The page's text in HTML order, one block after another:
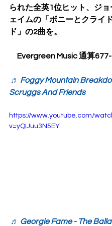
られた全英1位ヒット、ジ
ェイムの「ボニーとクライ
ド」の2曲を。
Evergreen Music 通算677-
♬ Foggy Mountain
Scruggs And Friends
https://www.youtube.com/
v=yQIJuu3N5EY
♬ Georgie Fame - The